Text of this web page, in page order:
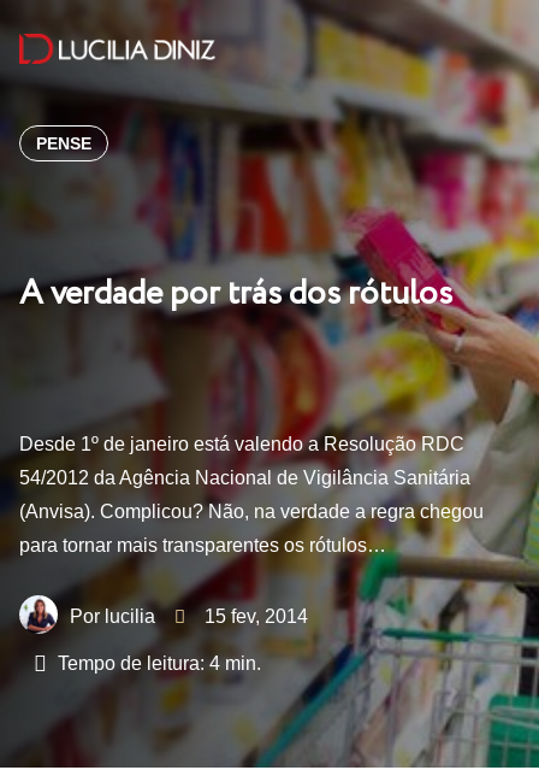
PENSE
A verdade por trás dos rótulos
Desde 1º de janeiro está valendo a Resolução RDC
54/2012 da Agência Nacional de Vigilância Sanitária
(Anvisa). Complicou? Não, na verdade a regra chegou
para tornar mais transparentes os rótulos…
lucilia 15 fev, 2014
Tempo de leitura: 4 min.